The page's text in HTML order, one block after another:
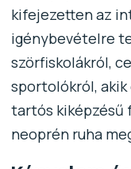
kifejezetten az
igénybevételre
szörfiskolákról,
sportolókról, akik
tartós kiképzésű
neoprén ruha